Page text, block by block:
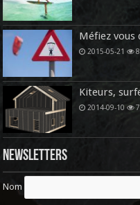
Méfiez vous
2015-05-21
Kiteurs,
2014-09-10
Newsletters
Nom